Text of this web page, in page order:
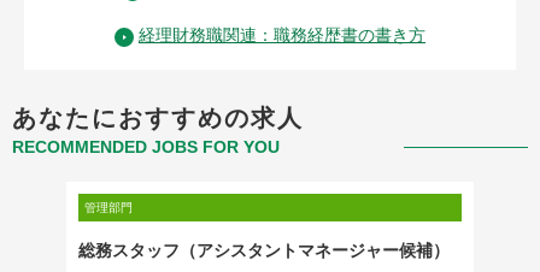
経理財務職関連：職務経歴書の書き方
あなたにおすすめの求人
RECOMMENDED JOBS FOR YOU
管理部門
総務スタッフ（アシスタントマネージャー候補）